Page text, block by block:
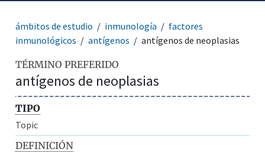
ámbitos de estudio inmunología
factores
inmunológicos
antígenos antígenos de neoplasias
TÉRMINO PREFERIDO
antígenos de neoplasias
TIPO
Topic
DEFINICIÓN